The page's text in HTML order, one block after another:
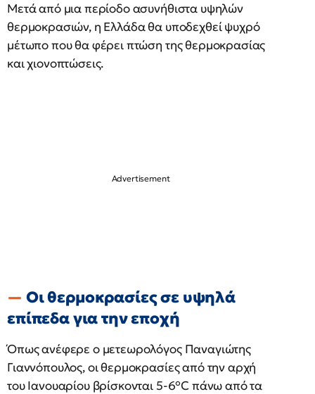
Μετά από μια περίοδο ασυνήθιστα υψηλών
θερμοκρασιών, η Ελλάδα θα υποδεχθεί ψυχρό
μέτωπο που θα φέρει πτώση της θερμοκρασίας
και χιονοπτώσεις.
Οι θερμοκρασίες σε υψηλά
επίπεδα για την εποχή
Όπως ανέφερε ο μετεωρολόγος Παναγιώτης
Γιαννόπουλος, οι θερμοκρασίες από την αρχή
του Ιανουαρίου βρίσκονται 5-6°C πάνω από τα